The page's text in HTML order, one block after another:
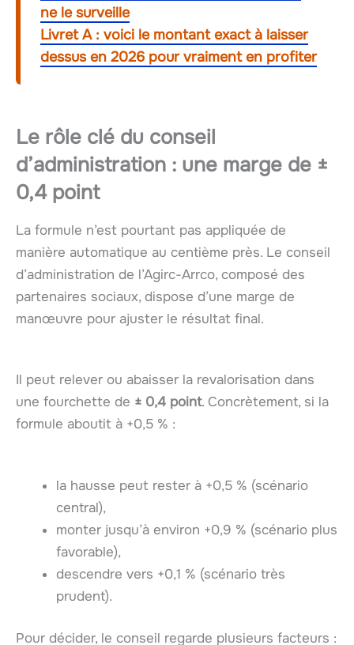
ne le surveille
Livret A : voici le montant exact à laisser
dessus en 2026 pour vraiment en profiter
Le rôle clé du conseil
d’administration : une marge de ±
0,4 point
La formule n’est pourtant pas appliquée de
manière automatique au centième près. Le conseil
d’administration de l’Agirc-Arrco, composé des
partenaires sociaux, dispose d’une marge de
manœuvre pour ajuster le résultat final.
Il peut relever ou abaisser la revalorisation dans
une fourchette de ± 0,4 point. Concrètement, si la
formule aboutit à +0,5 % :
la hausse peut rester à +0,5 % (scénario
central),
monter jusqu’à environ +0,9 % (scénario plus
favorable),
descendre vers +0,1 % (scénario très
prudent).
Pour décider, le conseil regarde plusieurs facteurs :